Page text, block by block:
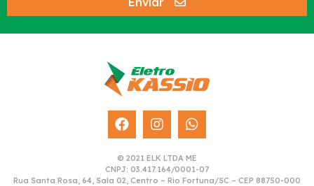
© 2021 ELK LTDA ME
CNPJ: 03.417.164/0001-07
Rua Santa Rosa, 64, Sala 02, Centro – Rio Fortuna/SC – CEP 88750-000